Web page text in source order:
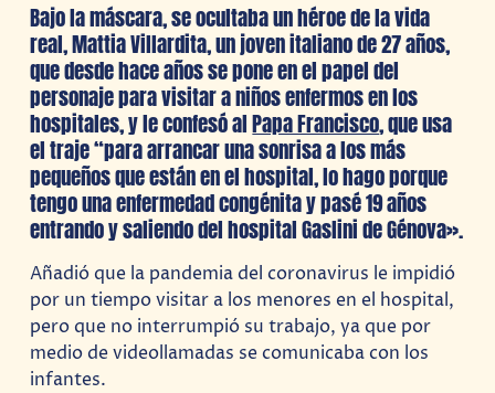
Bajo la máscara, se ocultaba un héroe de la vida
real, Mattia Villardita, un joven italiano de 27 años,
que desde hace años se pone en el papel del
personaje para visitar a niños enfermos en los
hospitales, y le confesó alPapa Francisco, que usa
el traje “para arrancar una sonrisa a los más
pequeños que están en el hospital, lo hago porque
tengo una enfermedad congénita y pasé 19 años
entrando y saliendo del hospital Gaslini de Génova».
Añadió que la pandemia del coronavirus le impidió
por un tiempo visitar a los menores en el hospital,
pero que no interrumpió su trabajo, ya que por
medio de videollamadas se comunicaba con los
infantes.